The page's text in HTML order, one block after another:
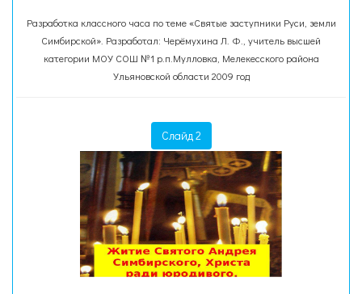
Разработка классного часа по теме «Святые заступники Руси, земли
Симбирской». Разработал: Черёмухина Л. Ф., учитель высшей
категории МОУ СОШ №1 р.п.Мулловка, Мелекесского района
Ульяновской области 2009 год
Слайд 2